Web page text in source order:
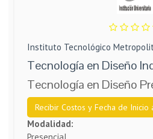
Instituto Tecnológico
Tecnología en Diseño
Tecnología en Diseño
Recibir Costos y Fecha de Inicio
Modalidad: